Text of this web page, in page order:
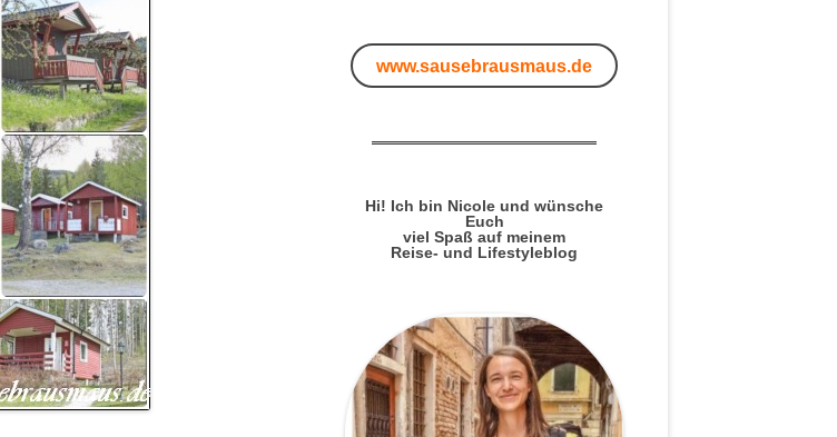
www.sausebrausmaus.de
Hi! Ich bin Nicole und wünsche
Euch
viel Spaß auf meinem
Reise- und Lifestyleblog